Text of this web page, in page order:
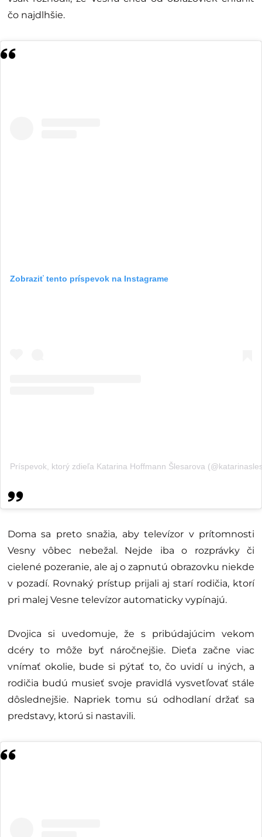
čo najdlhšie.
Zobraziť tento príspevok na Instagrame
Príspevok, ktorý zdieľa Katarina Hoffmann Šlesarova
Doma sa preto snažia, aby televízor v prítomnosti
Vesny vôbec nebežal. Nejde iba o rozprávky či
cielené pozeranie, ale aj o zapnutú obrazovku niekde
v pozadí. Rovnaký prístup prijali aj starí rodičia, ktorí
pri malej Vesne televízor automaticky vypínajú.
Dvojica si uvedomuje, že s pribúdajúcim vekom
dcéry to môže byť náročnejšie. Dieťa začne viac
vnímať okolie, bude si pýtať to, čo uvidí u iných, a
rodičia budú musieť svoje pravidlá vysvetľovať stále
dôslednejšie. Napriek tomu sú odhodlaní držať sa
predstavy, ktorú si nastavili.